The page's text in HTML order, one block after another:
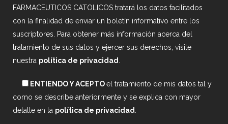
FARMACEUTICOS CATOLICOS tratará los datos facilitados
con la finalidad de enviar un boletín informativo entre los
suscriptores. Para obtener más información acerca del
tratamiento de sus datos y ejercer sus derechos, visite
nuestra política de privacidad
ENTIENDO Y ACEPTOel tratamiento de mis datos tal y
como se describe anteriormente y se explica con mayor
detalle en la política de privacidad